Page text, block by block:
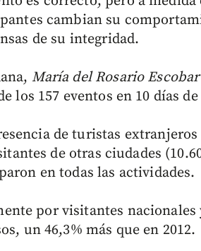
cambian su
de su integridad.
María del Rosario
los 157 eventos en 10 días
de turistas
de otras ciudades
en todas las actividades.
por visitantes
un 46,3% más que en 2012.